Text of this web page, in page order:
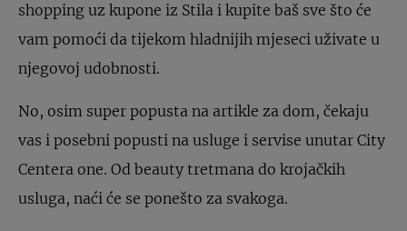
shopping uz kupone iz Stila i kupite baš sve što će
vam pomoći da tijekom hladnijih mjeseci uživate u
njegovoj udobnosti.
No, osim super popusta na artikle za dom, čekaju
vas i posebni popusti na usluge i servise unutar City
Centera one. Od beauty tretmana do krojačkih
usluga, naći će se ponešto za svakoga.